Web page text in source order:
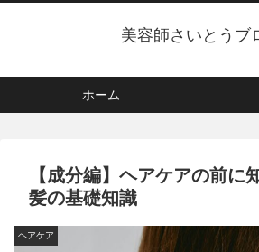
美容師さいとうブ
ホーム
【成分編】ヘアケアの前に
髪の基礎知識
ヘアケア